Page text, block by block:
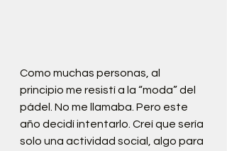
Como muchas personas, al
principio me resistí a la “moda” del
pádel. No me llamaba. Pero este
año decidí intentarlo. Creí que sería
solo una actividad social, algo para